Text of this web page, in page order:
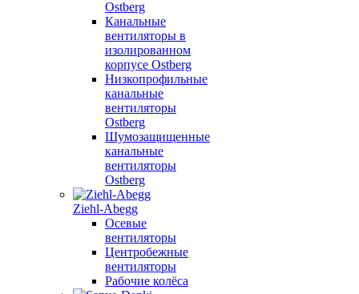
Ostberg
Канальные
вентиляторы в
изолированном
корпусе Ostberg
Низкопрофильные
канальные
вентиляторы
Ostberg
Шумозащищенные
канальные
вентиляторы
Ostberg
Ziehl-Abegg
Осевые
вентиляторы
Центробежные
вентиляторы
Рабочие колёса